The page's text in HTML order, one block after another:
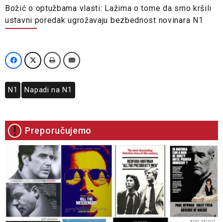
Božić o optužbama vlasti: Lažima o tome da smo kršili
ustavni poredak ugrožavaju bezbednost novinara N1
N1 Napadi na N1
Preporučujemo